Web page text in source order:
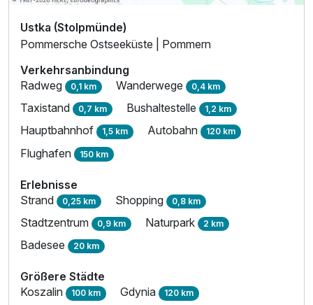
2 Erwachsene und 2 Kinder
Ustka (Stolpmünde)
Pommersche Ostseeküste | Pommern
Verkehrsanbindung
Radweg 0,1 km Wanderwege 0,4 km
Taxistand 0,7 km Bushaltestelle 1,2 km
Hauptbahnhof 1,5 km Autobahn 120 km
Flughafen 150 km
Erlebnisse
Strand 0,25 km Shopping 0,8 km
Stadtzentrum 0,9 km Naturpark 2 km
Badesee 20 km
Größere Städte
Koszalin 100 km Gdynia 120 km